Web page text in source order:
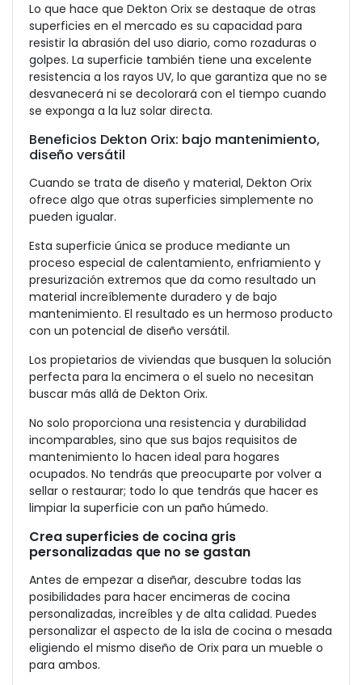
Lo que hace que Dekton Orix se destaque de otras
superficies en el mercado es su capacidad para
resistir la abrasión del uso diario, como rozaduras o
golpes. La superficie también tiene una excelente
resistencia a los rayos UV, lo que garantiza que no se
desvanecerá ni se decolorará con el tiempo cuando
se exponga a la luz solar directa.
Beneficios Dekton Orix: bajo mantenimiento,
diseño versátil
Cuando se trata de diseño y material, Dekton Orix
ofrece algo que otras superficies simplemente no
pueden igualar.
Esta superficie única se produce mediante un
proceso especial de calentamiento, enfriamiento y
presurización extremos que da como resultado un
material increíblemente duradero y de bajo
mantenimiento. El resultado es un hermoso producto
con un potencial de diseño versátil.
Los propietarios de viviendas que busquen la solución
perfecta para la encimera o el suelo no necesitan
buscar más allá de Dekton Orix.
No solo proporciona una resistencia y durabilidad
incomparables, sino que sus bajos requisitos de
mantenimiento lo hacen ideal para hogares
ocupados. No tendrás que preocuparte por volver a
sellar o restaurar; todo lo que tendrás que hacer es
limpiar la superficie con un paño húmedo.
Crea superficies de cocina gris
personalizadas que no se gastan
Antes de empezar a diseñar, descubre todas las
posibilidades para hacer encimeras de cocina
personalizadas, increíbles y de alta calidad. Puedes
personalizar el aspecto de la isla de cocina o mesada
eligiendo el mismo diseño de Orix para un mueble o
para ambos.